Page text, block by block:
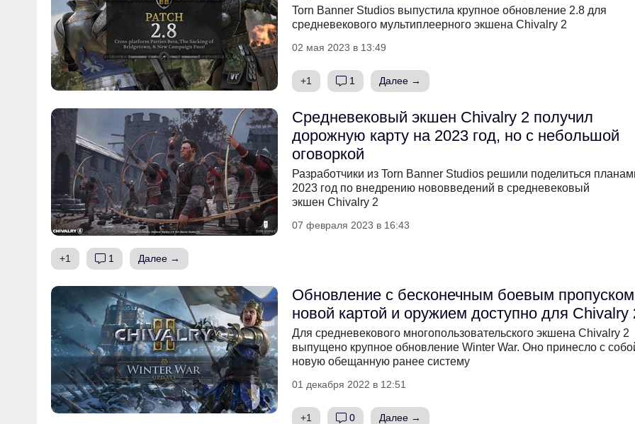
Torn Banner Studios выпустила крупное обновление 2.8 для
средневекового мультиплеерного экшена Chivalry 2
02 мая 2023 в 13:49
+1 1 Далее →
Средневековый экшен Chivalry 2 получил
дорожную карту на 2023 год, но с небольшой
оговоркой
Разработчики из Torn Banner Studios решили поделиться
2023 год по внедрению нововведений в средневековый
экшен Chivalry 2
07 февраля 2023 в 16:43
+1 1 Далее →
Обновление с бесконечным боевым
новой картой и оружием доступно для Chivalry
Для средневекового многопользовательского экшена Chivalry 2
выпущено крупное обновление Winter War. Оно принесло с
новую обещанную ранее систему
01 декабря 2022 в 12:51
+1 0 Далее →